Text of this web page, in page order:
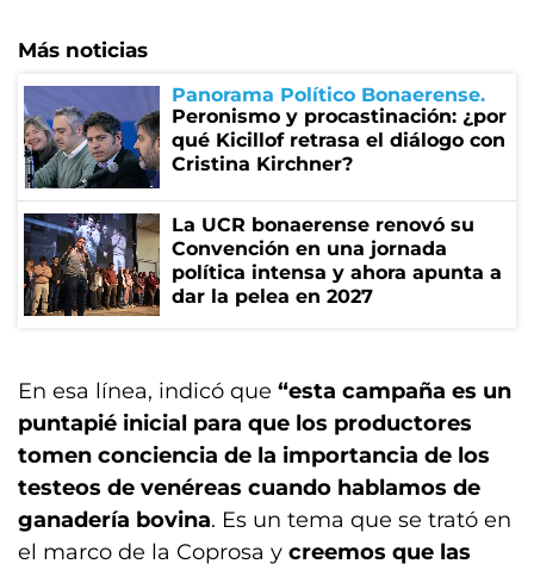
Más noticias
Panorama Político Bonaerense
Peronismo y procastinación: ¿por
qué Kicillof retrasa el diálogo con
Cristina Kirchner?
La UCR bonaerense renovó su
Convención en una jornada
política intensa y ahora apunta a
dar la pelea en 2027
En esa línea, indicó que “esta campaña es un
puntapié inicial para que los productores
tomen conciencia de la importancia de los
testeos de venéreas cuando hablamos de
ganadería bovina. Es un tema que se trató en
el marco de la Coprosa y creemos que las